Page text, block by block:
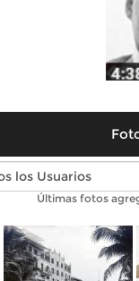
Fotos
Últimas fotos